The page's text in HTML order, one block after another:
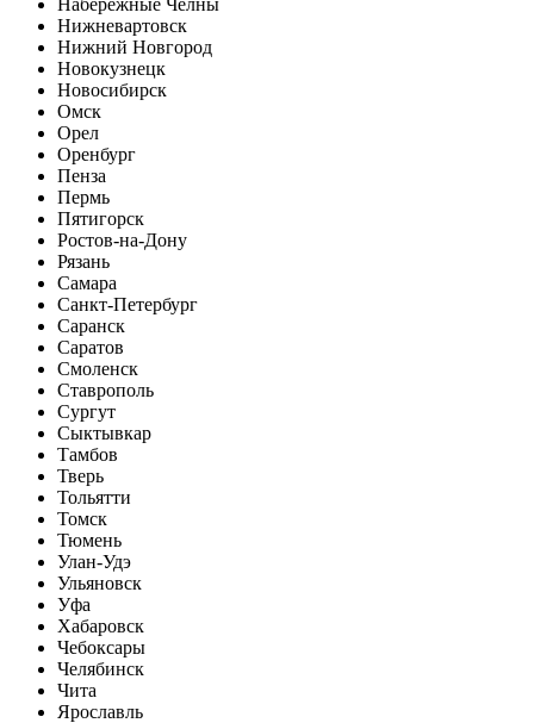
Нижневартовск
Нижний Новгород
Новокузнецк
Новосибирск
Омск
Орел
Оренбург
Пенза
Пермь
Пятигорск
Ростов-на-Дону
Рязань
Самара
Санкт-Петербург
Саранск
Саратов
Смоленск
Ставрополь
Сургут
Сыктывкар
Тамбов
Тверь
Тольятти
Томск
Тюмень
Улан-Удэ
Ульяновск
Уфа
Хабаровск
Чебоксары
Челябинск
Чита
Ярославль